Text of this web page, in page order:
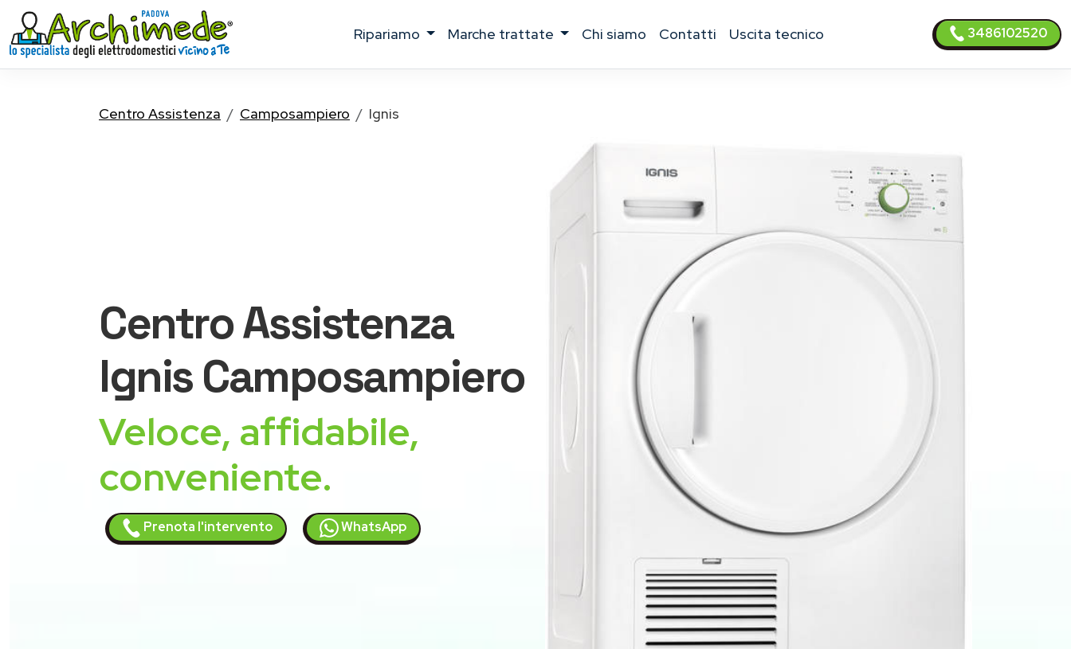
ripariamo marche trattate chi siamo contatti uscita tecnico 3486102520
Centro Assistenza Camposampiero Ignis
Centro Assistenza
IgnisCamposampiero
Veloce, affidabile,
conveniente.
Prenota l'intervento WhatsApp